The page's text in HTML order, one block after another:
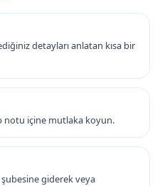
detayları anlatan kısa bir
notu içine mutlaka koyun.
giderek veya